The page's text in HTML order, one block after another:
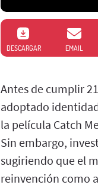
DESCARGAR EMAIL
Antes de cumplir
adoptado
la película Catch
Sin embargo,
sugiriendo que el
reinvención como